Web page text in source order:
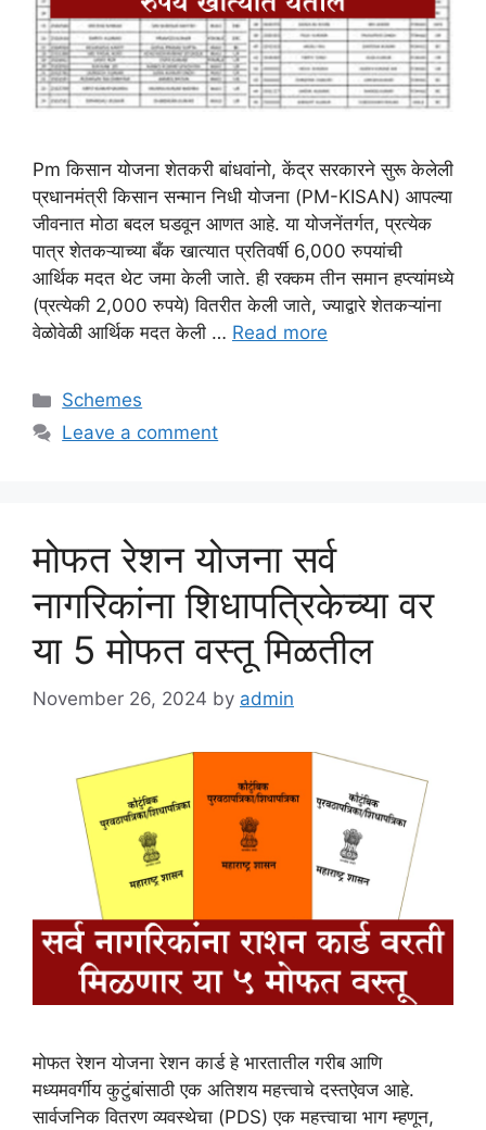
Pm किसान योजना शेतकरी बांधवांनो, केंद्र सरकारने सुरू केलेली
प्रधानमंत्री किसान सन्मान निधी योजना (PM-KISAN) आपल्या
जीवनात मोठा बदल घडवून आणत आहे. या योजनेंतर्गत, प्रत्येक
पात्र शेतकऱ्याच्या बँक खात्यात प्रतिवर्षी 6,000 रुपयांची
आर्थिक मदत थेट जमा केली जाते. ही रक्कम तीन समान हप्त्यांमध्ये
(प्रत्येकी 2,000 रुपये) वितरीत केली जाते, ज्याद्वारे शेतकऱ्यांना
वेळोवेळी आर्थिक मदत केली … Read more
Categories
Schemes
Leave a comment
मोफत रेशन योजना सर्व
नागरिकांना शिधापत्रिकेच्या वर
या 5 मोफत वस्तू मिळतील
November 26, 2024 by admin
मोफत रेशन योजना रेशन कार्ड हे भारतातील गरीब आणि
मध्यमवर्गीय कुटुंबांसाठी एक अतिशय महत्त्वाचे दस्तऐवज आहे.
सार्वजनिक वितरण व्यवस्थेचा (PDS) एक महत्त्वाचा भाग म्हणून,